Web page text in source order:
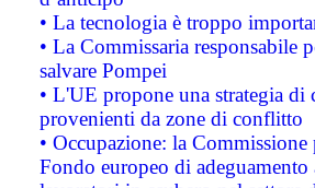
• La tecnologia è troppo
• La Commissaria responsabile
salvare Pompei
• L'UE propone una strategia
provenienti da zone di conflitto
• Occupazione: la
Fondo europeo di